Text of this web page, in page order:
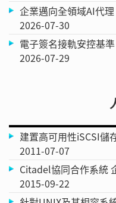
企業邁向全領域AI代理
2026-07-30
電子簽名接軌安控基
2026-07-29
建置高可用性iSCSI儲
2011-07-07
Citadel協同合作系統
2015-09-22